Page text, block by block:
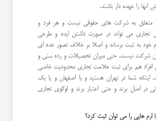
انها را عهده دار باشند.
متعلق به شرکت های حقوقی نیست و هر فرد و
تجاری می تواند در صورت داشتن ایده و طرحی
خود به ثبت برساند و اصلا بر خلاف تصور عده ای
شرکت نیست. حتی میزان تحصیلات و رده سنی و
افراد هم برای ثبت علامت تجاری محدودیت خاصی
اینکه شما در تهران هستید و یا اصفهان و یا یک
در اصل برند و حتی اعتبار برند و لوگوی تجاری
ارم هایی را می توان ثبت کرد؟